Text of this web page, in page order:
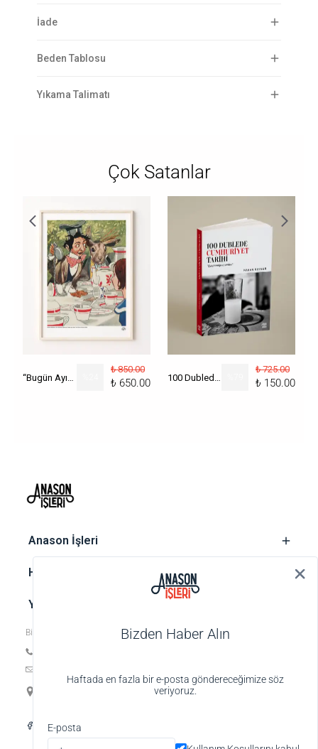
düzenlemelere uygun çerezler (cookies)
İade
Beden Tablosu
Yıkama Talimatı
Çok Satanlar
₺ 850.00
₺ 650.00
₺ 725.00
₺ 150.00
‎ Anason İşleri
‎ Hesap
‎ Yasal metinler
Bize ulaşın
19 Mayıs Mah. Veteriner Hilmi Sok., Hilmi Palas No:4 K:1 D:4,
Bizden Haber Alın
Haftada en fazla bir e-posta göndereceğimize söz
veriyoruz.
E-posta